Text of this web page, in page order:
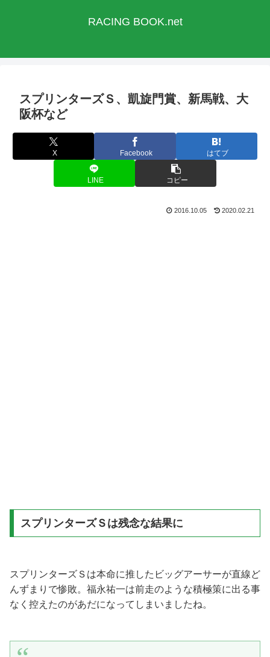
RACING BOOK.net
スプリンターズＳ、凱旋門賞、新馬戦、大
阪杯など
X Facebook はてブ
LINE コピー
2016.10.05 2020.02.21
スプリンターズＳは残念な結果に
スプリンターズＳは本命に推したビッグアーサーが直線ど
んずまりで惨敗。福永祐一は前走のような積極策に出る事
なく控えたのがあだになってしまいましたね。